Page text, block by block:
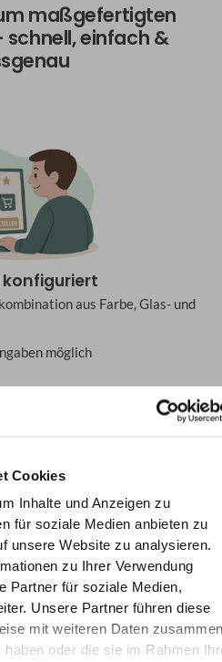
Cookies
Inhalte und Anzeigen zu
für soziale Medien anbieten zu
unsere Website zu analysieren.
zu Ihrer Verwendung
Partner für soziale Medien,
Unsere Partner führen diese
mit weiteren Daten
haben oder die sie im Rahmen
maßgefertigten
schnell, einfach &
konfiguriert
aus Farbe, Glas- und
möglich
gefertigt
nach Ihren Vorgaben in
und Material – für